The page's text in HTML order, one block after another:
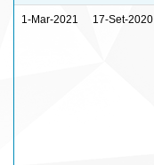
1-Mar-2021 17-Set-2020